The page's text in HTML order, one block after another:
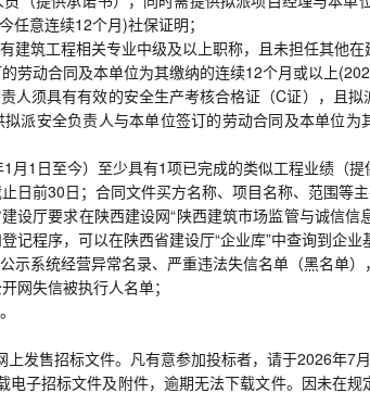
任意连续12个月)社保证明；
建筑工程相关专业中级及以上职称，且未担任其他
劳动合同及本单位为其缴纳的连续12个月或以上
人须具有有效的安全生产考核合格证（C证），且
拟派安全负责人与本单位签订的劳动合同及本单位
月1日至今）至少具有1项已完成的类似工程业绩（
日前30日；合同文件买方名称、项目名称、范围等主
设厅要求在陕西建设网“陕西建筑市场监管与诚信信
记程序，可以在陕西省建设厅“企业库”中查询到企业
示系统经营异常名录、严重违法失信名单（黑名单
网失信被执行人名单；
上发售招标文件。凡有意参加投标者，请于2026年7
电子招标文件及附件，逾期无法下载文件。因未在